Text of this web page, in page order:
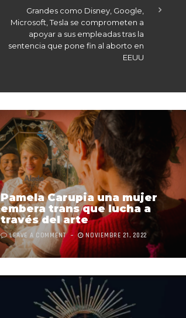
Grandes como Disney, Google,
Microsoft, Tesla se comprometen a
apoyar a sus empleadas tras la
sentencia que pone fin al aborto en
EEUU
Pamela Carupia una mujer
embera trans que lucha a
través del arte
LEAVE A COMMENT NOVIEMBRE 21, 2022